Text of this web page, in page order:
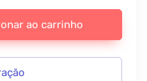
v3.6 quantidade
ao carrinho